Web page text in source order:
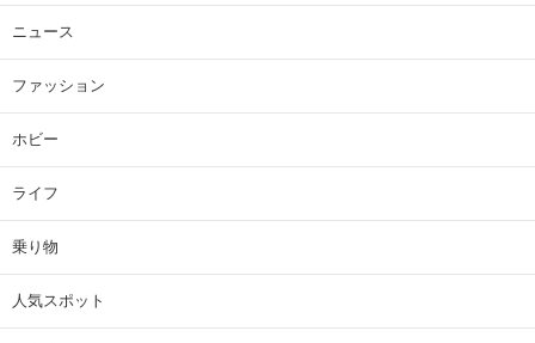
ニュース
ファッション
ホビー
ライフ
乗り物
人気スポット